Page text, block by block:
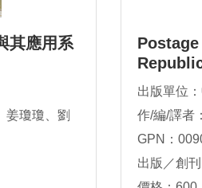
其應用系
姜瓊瓊、劉
出版單位：
作/編/譯者
GPN：
出版／創